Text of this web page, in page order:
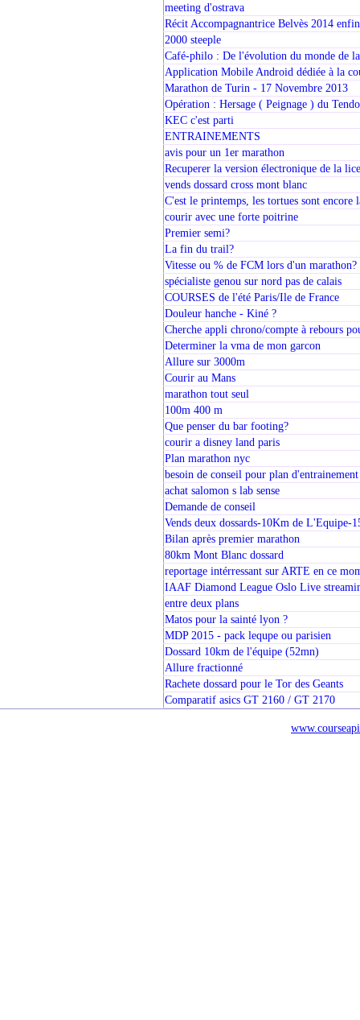
meeting d'ostrava
Récit Accompagnantrice Belvès 2014
2000 steeple
Café-philo : De l'évolution du monde de
Application Mobile Android dédiée à la
Marathon de Turin - 17 Novembre 2013
Opération : Hersage ( Peignage ) du
KEC c'est parti
ENTRAINEMENTS
avis pour un 1er marathon
Recuperer la version électronique de la
vends dossard cross mont blanc
C'est le printemps, les tortues sont encore
courir avec une forte poitrine
Premier semi?
La fin du trail?
Vitesse ou % de FCM lors d'un marathon?
spécialiste genou sur nord pas de calais
COURSES de l'été Paris/Ile de France
Douleur hanche - Kiné ?
Cherche appli chrono/compte à rebours
Determiner la vma de mon garcon
Allure sur 3000m
Courir au Mans
marathon tout seul
100m 400 m
Que penser du bar footing?
courir a disney land paris
Plan marathon nyc
besoin de conseil pour plan d'entrainement
achat salomon s lab sense
Demande de conseil
Vends deux dossards-10Km de L'Equipe-
Bilan après premier marathon
80km Mont Blanc dossard
reportage intérressant sur ARTE en ce
IAAF Diamond League Oslo Live
entre deux plans
Matos pour la sainté lyon ?
MDP 2015 - pack lequpe ou parisien
Dossard 10km de l'équipe (52mn)
Allure fractionné
Rachete dossard pour le Tor des Geants
Comparatif asics GT 2160 / GT 2170